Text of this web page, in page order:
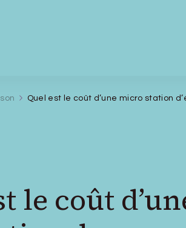
Quel est le coût d’une micro station
le coût